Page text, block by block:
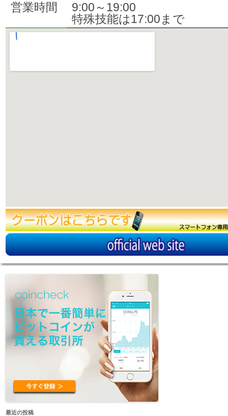
営業時間
9:00～19:00
特殊技能は17:00まで
最近の投稿